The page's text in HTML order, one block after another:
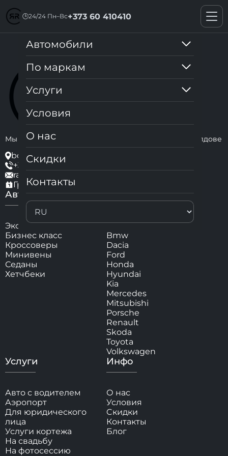
🕒24/24 Пн–Вс+373 60 410410
Автомобили
По маркам
Услуги
Условия
О нас
Cкидки
Контакты
Мы являемся лидерами аренды автомобилей в Молдове
bd. Moscova 21, Кишинев, Молдова
+373 60 410410
rapidrentc@gmail.com
График работы: 24/24
Автомобили
Эконом класс
Бизнес класс
Кроссоверы
Минивены
Седаны
Хетчбеки
По маркам
Audi
Bmw
Dacia
Ford
Honda
Hyundai
Kia
Mercedes
Mitsubishi
Porsche
Renault
Skoda
Toyota
Volkswagen
Услуги
Авто с водителем
Аэропорт
Для юридического
лица
Услуги кортежа
На свадьбу
На фотосессию
Инфо
О нас
Условия
Cкидки
Контакты
Блог